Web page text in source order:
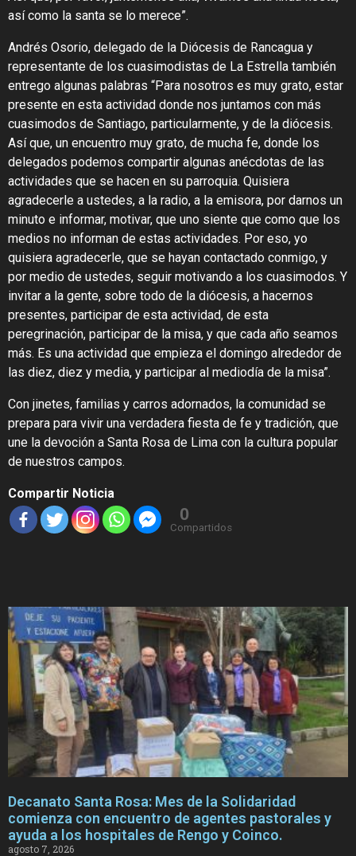
así como la santa se lo merece”.
Andrés Osorio, delegado de la Diócesis de Rancagua y
representante de los cuasimodistas de La Estrella también
entrego algunas palabras “Para nosotros es muy grato, estar
presente en esta actividad donde nos juntamos con más
cuasimodos de Santiago, particularmente, y de la diócesis.
Así que, un encuentro muy grato, de mucha fe, donde los
delegados podemos compartir algunas anécdotas de las
actividades que se hacen en su parroquia. Quisiera
agradecerle a ustedes, a la radio, a la emisora, por darnos un
minuto e informar, motivar, que uno siente que como que los
medios no informan de estas actividades. Por eso, yo
quisiera agradecerle, que se hayan contactado conmigo, y
por medio de ustedes, seguir motivando a los cuasimodos. Y
invitar a la gente, sobre todo de la diócesis, a hacernos
presentes, participar de esta actividad, de esta
peregrinación, participar de la misa, y que cada año seamos
más. Es una actividad que empieza el domingo alrededor de
las diez, diez y media, y participar al mediodía de la misa”.
Con jinetes, familias y carros adornados, la comunidad se
prepara para vivir una verdadera fiesta de fe y tradición, que
une la devoción a Santa Rosa de Lima con la cultura popular
de nuestros campos.
Compartir Noticia
0
Compartidos
Decanato Santa Rosa: Mes de la Solidaridad
comienza con encuentro de agentes pastorales y
ayuda a los hospitales de Rengo y Coinco.
agosto 7, 2026